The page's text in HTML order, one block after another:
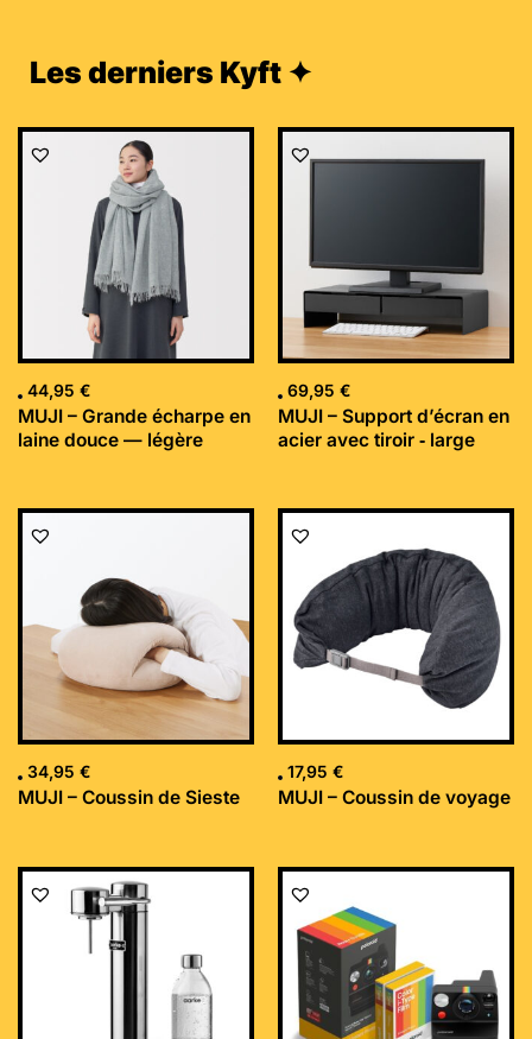
Les derniers Kyft ✦
44,95 €
MUJI – Grande écharpe en
laine douce — légère
69,95 €
MUJI – Support d’écran en
acier avec tiroir ‐ large
34,95 €
MUJI – Coussin de Sieste
17,95 €
MUJI – Coussin de voyage
Le
initial
était :
169,99 €.
Le